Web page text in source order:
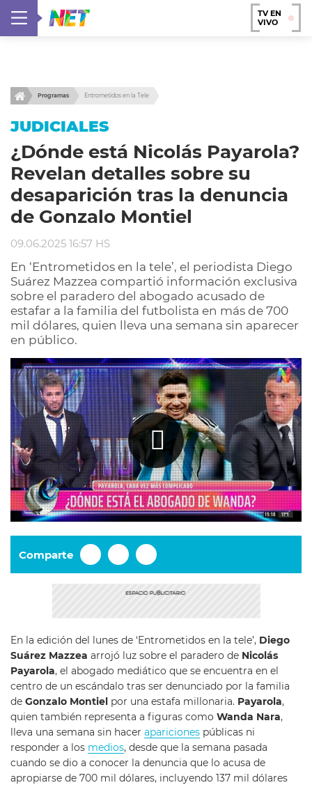
TV EN
VIVO
Programas Entrometidos en la Tele
JUDICIALES
¿Dónde está Nicolás Payarola?
Revelan detalles sobre su
desaparición tras la denuncia
de Gonzalo Montiel
09.06.2025 16:57 HS
En ‘Entrometidos en la tele’, el periodista Diego
Suárez Mazzea compartió información exclusiva
sobre el paradero del abogado acusado de
estafar a la familia del futbolista en más de 700
mil dólares, quien lleva una semana sin aparecer
en público.
Comparte
En la edición del lunes de ‘Entrometidos en la tele’, Diego
Suárez Mazzea arrojó luz sobre el paradero de Nicolás
Payarola, el abogado mediático que se encuentra en el
centro de un escándalo tras ser denunciado por la familia
de Gonzalo Montiel por una estafa millonaria. Payarola,
quien también representa a figuras como Wanda Nara,
lleva una semana sin hacer apariciones públicas ni
responder a los medios, desde que la semana pasada
cuando se dio a conocer la denuncia que lo acusa de
apropiarse de 700 mil dólares, incluyendo 137 mil dólares